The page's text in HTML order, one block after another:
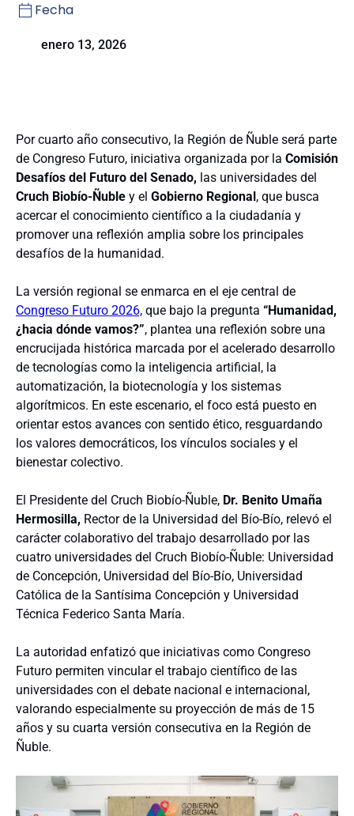
Fecha
enero 13, 2026
Por cuarto año consecutivo, la Región de Ñuble será parte
de Congreso Futuro, iniciativa organizada por la Comisión
Desafíos del Futuro del Senado, las universidades del
Cruch Biobío-Ñuble y el Gobierno Regional, que busca
acercar el conocimiento científico a la ciudadanía y
promover una reflexión amplia sobre los principales
desafíos de la humanidad.
La versión regional se enmarca en el eje central de
Congreso Futuro 2026, que bajo la pregunta “Humanidad,
¿hacia dónde vamos?”, plantea una reflexión sobre una
encrucijada histórica marcada por el acelerado desarrollo
de tecnologías como la inteligencia artificial, la
automatización, la biotecnología y los sistemas
algorítmicos. En este escenario, el foco está puesto en
orientar estos avances con sentido ético, resguardando
los valores democráticos, los vínculos sociales y el
bienestar colectivo.
El Presidente del Cruch Biobío-Ñuble, Dr. Benito Umaña
Hermosilla, Rector de la Universidad del Bío-Bío, relevó el
carácter colaborativo del trabajo desarrollado por las
cuatro universidades del Cruch Biobío-Ñuble: Universidad
de Concepción, Universidad del Bío-Bío, Universidad
Católica de la Santísima Concepción y Universidad
Técnica Federico Santa María.
La autoridad enfatizó que iniciativas como Congreso
Futuro permiten vincular el trabajo científico de las
universidades con el debate nacional e internacional,
valorando especialmente su proyección de más de 15
años y su cuarta versión consecutiva en la Región de
Ñuble.